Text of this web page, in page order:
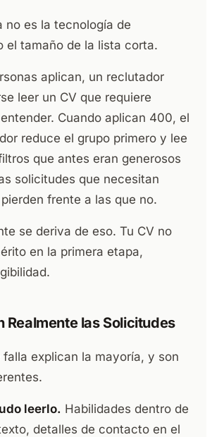
no es la tecnología de
el tamaño de la lista corta.
aplican, un reclutador
leer un CV que requiere
Cuando aplican 400, el
reduce el grupo primero y lee
que antes eran generosos
solicitudes que necesitan
frente a las que no.
se deriva de eso. Tu CV no
en la primera etapa,
Realmente las Solicitudes
falla explican la mayoría, y son
leerlo. Habilidades dentro de
detalles de contacto en el